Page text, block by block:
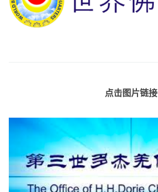
点击图片链接